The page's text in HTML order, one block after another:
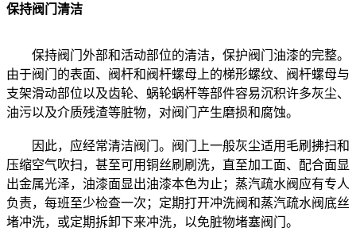
保持阀门清洁
保持阀门外部和活动部位的清洁，保护阀门油漆的完整。
由于阀门的表面、阀杆和阀杆螺母上的梯形螺纹、阀杆螺母与
支架滑动部位以及齿轮、蜗轮蜗杆等部件容易沉积许多灰尘、
油污以及介质残渣等脏物，对阀门产生磨损和腐蚀。
因此，应经常清洁阀门。阀门上一般灰尘适用毛刷拂扫和
压缩空气吹扫，甚至可用铜丝刷刷洗，直至加工面、配合面显
出金属光泽，油漆面显出油漆本色为止；蒸汽疏水阀应有专人
负责，每班至少检查一次；定期打开冲洗阀和蒸汽疏水阀底丝
堵冲洗，或定期拆卸下来冲洗，以免脏物堵塞阀门。